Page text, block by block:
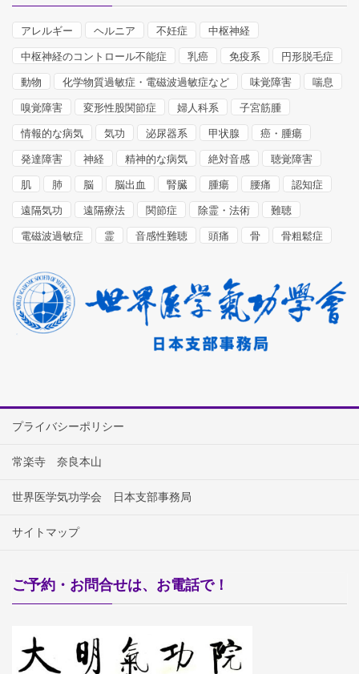
アレルギー ヘルニア 不妊症 中枢神経
中枢神経のコントロール不能症 乳癌 免疫系 円形脱毛症
動物 化学物質過敏症・電磁波過敏症など 味覚障害 喘息
嗅覚障害 変形性股関節症 婦人科系 子宮筋腫
情報的な病気 気功 泌尿器系 甲状腺 癌・腫瘍
発達障害 神経 精神的な病気 絶対音感 聴覚障害
肌 肺 脳 脳出血 腎臓 腫瘍 腰痛 認知症
遠隔気功 遠隔療法 関節症 除霊・法術 難聴
電磁波過敏症 霊 音感性難聴 頭痛 骨 骨粗鬆症
プライバシーポリシー
常楽寺 奈良本山
世界医学気功学会 日本支部事務局
サイトマップ
ご予約・お問合せは、お電話で！